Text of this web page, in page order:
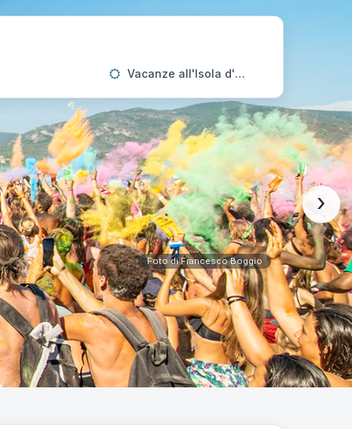
Vacanze all'Isola d'Elba
Foto di Francesco Boggio
›